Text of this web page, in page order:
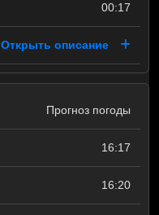
00:17
Открыть описание
Прогноз погоды
16:17
16:20